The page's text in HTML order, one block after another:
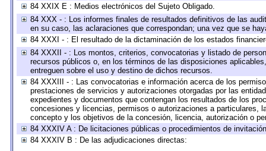
84 XXIX E : Medios electrónicos del Sujeto Obligado.
84 XXX - : Los informes finales de resultados definitivos de las
en su caso, las aclaraciones que correspondan; una vez que se
84 XXXI - : El resultado de la dictaminación de los estados
84 XXXII - : Los montos, criterios, convocatorias y listado de
recursos públicos o, en los términos de las disposiciones
entreguen sobre el uso y destino de dichos recursos.
84 XXXIII - : Las convocatorias e información acerca de los
prestaciones de servicios y autorizaciones otorgadas por las
expedientes y documentos que contengan los resultados de los
concesiones y licencias, permisos o autorizaciones a particulares,
concepto y los objetivos de la concesión, licencia, autorización o
84 XXXIV A : De licitaciones públicas o procedimientos de
84 XXXIV B : De las adjudicaciones directas: